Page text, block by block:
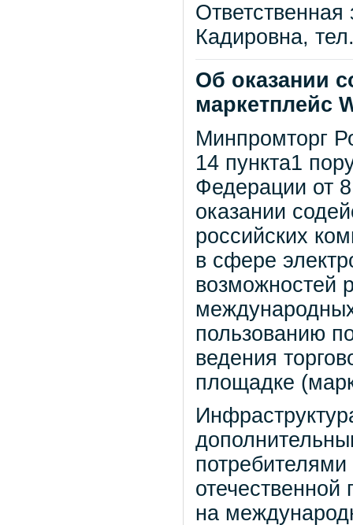
Кадировна,
Об оказании
маркетплейс
Минпромторг
14 пункта1
Федерации от
оказании
российских
в сфере
возможностей
пользованию
ведения
площадке
на